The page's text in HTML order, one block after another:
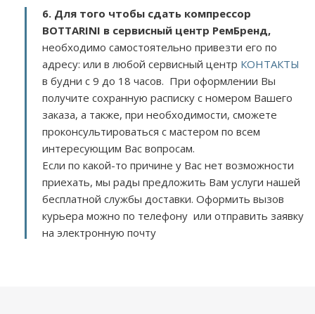
6. Для того чтобы сдать компрессор
BOTTARINI в сервисный центр РемБренд,
необходимо самостоятельно привезти его по
адресу: или в любой сервисный центр КОНТАКТЫ
в будни с 9 до 18 часов. При оформлении Вы
получите сохранную расписку с номером Вашего
заказа, а также, при необходимости, сможете
проконсультироваться с мастером по всем
интересующим Вас вопросам.
Если по какой-то причине у Вас нет возможности
приехать, мы рады предложить Вам услуги нашей
бесплатной службы доставки. Оформить вызов
курьера можно по телефону или отправить заявку
на электронную почту